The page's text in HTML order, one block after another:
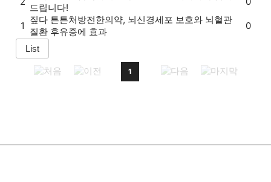
드립니다!
1
짚다 튼튼처방전한의약, 뇌신경세포 보호와 뇌혈관
질환 후유증에 효과
0
1